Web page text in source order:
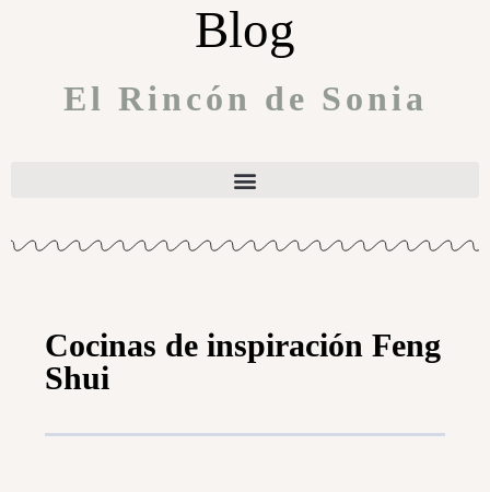
Blog
El Rincón de Sonia
Cocinas de inspiración Feng
Shui